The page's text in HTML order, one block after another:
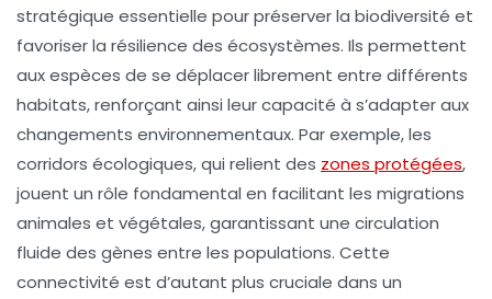
stratégique essentielle pour préserver la biodiversité et
favoriser la résilience des écosystèmes. Ils permettent
aux espèces de se déplacer librement entre différents
habitats, renforçant ainsi leur capacité à s’adapter aux
changements environnementaux. Par exemple, les
corridors écologiques, qui relient des zones protégées,
jouent un rôle fondamental en facilitant les migrations
animales et végétales, garantissant une circulation
fluide des gènes entre les populations. Cette
connectivité est d’autant plus cruciale dans un